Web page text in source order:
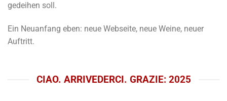
gedeihen soll.
Ein Neuanfang eben: neue Webseite, neue Weine, neuer
Auftritt.
CIAO. ARRIVEDERCI. GRAZIE: 2025